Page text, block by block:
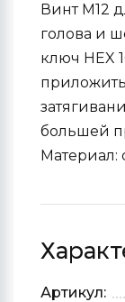
Винт М12
голова и
ключ HEX
большей
Материал:
Артикул: